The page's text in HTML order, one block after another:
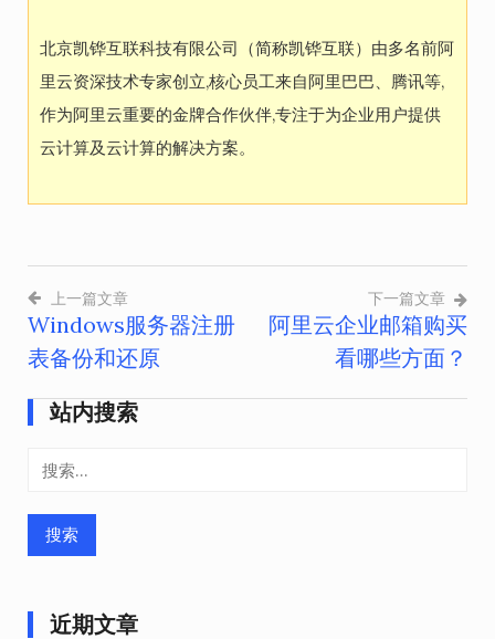
北京凯铧互联科技有限公司（简称凯铧互联）由多名前阿
里云资深技术专家创立,核心员工来自阿里巴巴、腾讯等,
作为阿里云重要的金牌合作伙伴,专注于为企业用户提供
云计算及云计算的解决方案。
文
章
导
航
上一篇文章
Windows服务器注册
表备份和还原
下一篇文章
阿里云企业邮箱购买
看哪些方面？
站内搜索
近期文章